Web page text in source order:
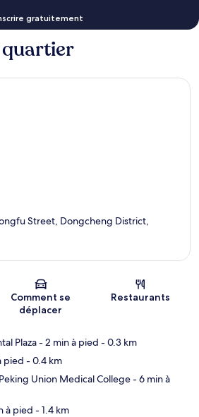
gratuitement
Street, Dongcheng District,
Comment se
déplacer
Restaurants
Plaza- 2 min à pied - 0.3 km
pied - 0.4 km
Union Medical College- 6 min à
à pied - 1.4 km